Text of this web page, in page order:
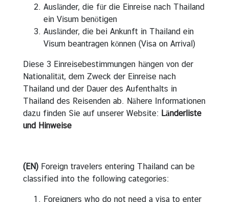
t
s
c
h
a
f
r
s
Ausländer, die für die Einreise nach Thailand
ein Visum benötigen
Ausländer, die bei Ankunft in Thailand ein
Visum beantragen können (Visa on Arrival)
Diese 3 Einreisebestimmungen hängen von der
Nationalität, dem Zweck der Einreise nach
Thailand und der Dauer des Aufenthalts in
Thailand des Reisenden ab. Nähere Informationen
dazu finden Sie auf unserer Website: Länderliste
und Hinweise
(EN) Foreign travelers entering Thailand can be
classified into the following categories:
Foreigners who do not need a visa to enter